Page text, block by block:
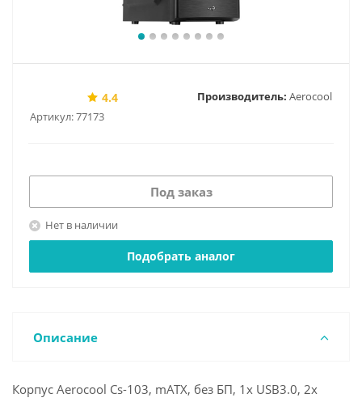
4.4
Артикул:77173
Производитель: Aerocool
Под заказ
Нет в наличии
Подобрать аналог
Описание
Корпус Aerocool Cs-103, mATX, без БП, 1x USB3.0, 2x